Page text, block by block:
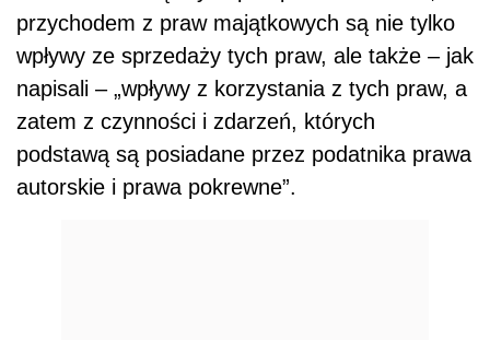
przychodem z praw majątkowych są nie tylko
wpływy ze sprzedaży tych praw, ale także – jak
napisali – „wpływy z korzystania z tych praw, a
zatem z czynności i zdarzeń, których
podstawą są posiadane przez podatnika prawa
autorskie i prawa pokrewne”.